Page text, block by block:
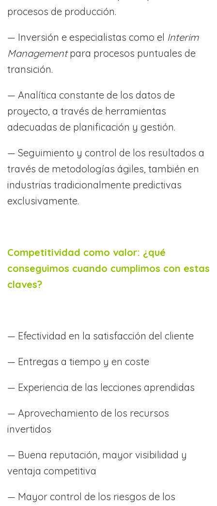
procesos de producción.
— Inversión e especialistas como el Interim
Managementpara procesos puntuales de
transición.
— Analítica constante de los datos de
proyecto, a través de herramientas
adecuadas de planificación y gestión.
— Seguimiento y control de los resultados a
través de metodologías ágiles, también en
industrias tradicionalmente predictivas
exclusivamente.
Competitividad como valor: ¿qué
conseguimos cuando cumplimos con estas
claves?
— Efectividad en la satisfacción del cliente
— Entregas a tiempo y en coste
— Experiencia de las lecciones aprendidas
— Aprovechamiento de los recursos
invertidos
— Buena reputación, mayor visibilidad y
ventaja competitiva
— Mayor control de los riesgos de los